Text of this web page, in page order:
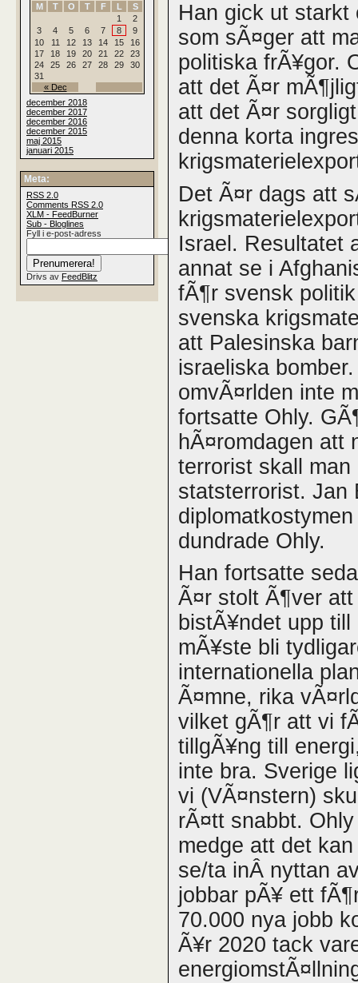
Han gick ut starkt
som sÃ¤ger att
politiska frÃ¥gor.
att det Ã¤r
att det Ã¤r
denna korta
Det Ã¤r dags att
Israel. Resultatet
annat se i
fÃ¶r svensk
svenska
att Palesinska
israeliska
omvÃ¤rlden inte
fortsatte Ohly.
hÃ¤romdagen att
terrorist skall
statsterrorist. Jan
dundrade Ohly.
Han fortsatte
Ã¤r stolt Ã¶ver
bistÃ¥ndet upp
mÃ¥ste bli
internationella
Ã¤mne, rika
vilket gÃ¶r att vi
tillgÃ¥ng till
inte bra. Sverige
vi (VÃ¤nstern)
rÃ¤tt snabbt.
medge att det
se/ta inÂ nyttan
jobbar pÃ¥ ett
70.000 nya jobb
Ã¥r 2020 tack
M
T O T F L S
« Dec
1
2
3
4 5 6 7 8
9
10
11 12 13 14 15
16
17
18 19 20 21 22
23
24
25 26 27 28 29
30
31
december 2018
december 2017
december 2016
december 2015
maj 2015
januari 2015
Meta:
RSS 2.0
Comments RSS 2.0
XLM - FeedBurner
Sub - Bloglines
Fyll i e-post-adress
Drivs av FeedBlitz